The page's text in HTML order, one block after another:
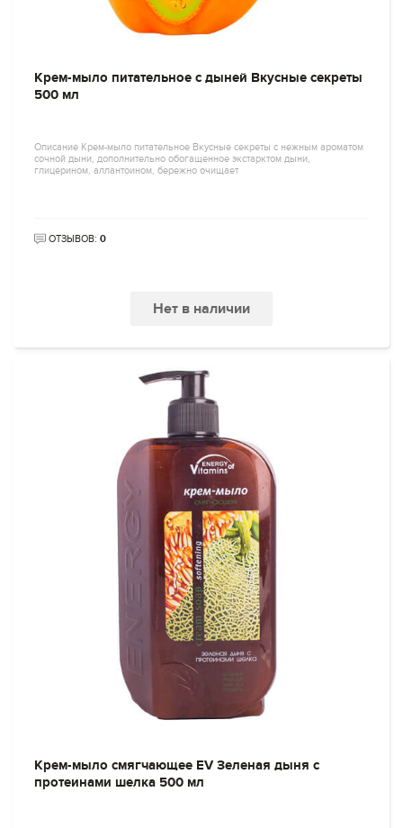
Крем-мыло питательное с дыней Вкусные секреты
500 мл
Описание Крем-мыло питательное Вкусные секреты с нежным ароматом
сочной дыни, дополнительно обогащенное экстарктом дыни,
глицерином, аллантоином, бережно очищает
ОТЗЫВОВ: 0
Нет в наличии
Крем-мыло смягчающее EV Зеленая дыня с
протеинами шелка 500 мл